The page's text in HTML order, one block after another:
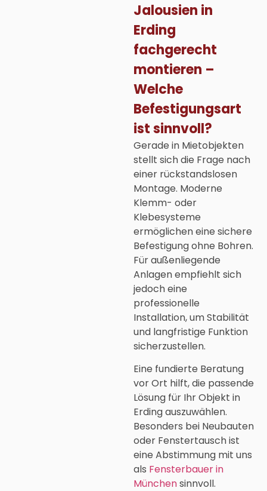
Jalousien in
Erding
fachgerecht
montieren –
Welche
Befestigungsart
ist sinnvoll?
Gerade in Mietobjekten
stellt sich die Frage nach
einer rückstandslosen
Montage. Moderne
Klemm- oder
Klebesysteme
ermöglichen eine sichere
Befestigung ohne Bohren.
Für außenliegende
Anlagen empfiehlt sich
jedoch eine
professionelle
Installation, um Stabilität
und langfristige Funktion
sicherzustellen.
Eine fundierte Beratung
vor Ort hilft, die passende
Lösung für Ihr Objekt in
Erding auszuwählen.
Besonders bei Neubauten
oder Fenstertausch ist
eine Abstimmung mit uns
als Fensterbauer in
Münchensinnvoll.